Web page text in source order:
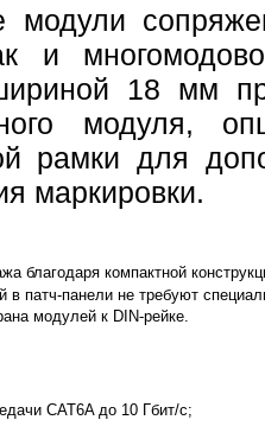
модули
и
18 мм
модуля,
рамки для
маркировки.
благодаря компактной
патч-панели не требуют
модулей к DIN-рейке.
CAT6A до 10 Гбит/с;